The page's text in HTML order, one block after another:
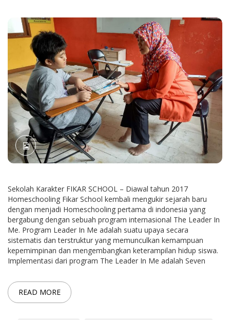
Sekolah Karakter FIKAR SCHOOL – Diawal tahun 2017
Homeschooling Fikar School kembali mengukir sejarah baru
dengan menjadi Homeschooling pertama di indonesia yang
bergabung dengan sebuah program internasional The Leader In
Me. Program Leader In Me adalah suatu upaya secara
sistematis dan terstruktur yang memunculkan kemampuan
kepemimpinan dan mengembangkan keterampilan hidup siswa.
Implementasi dari program The Leader In Me adalah Seven
READ MORE